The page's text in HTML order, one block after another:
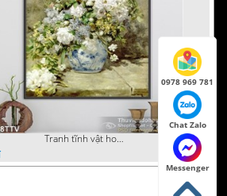
Tranh tĩnh vật hoa quả sơn dầu nghệ thuật
TẢI VỀ
0978 969 781
Chat Zalo
Messenger